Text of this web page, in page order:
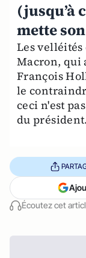
(jusqu’à
mette
Les
Macron, qui
François
le
ceci n'est
du président.
Écoutez cet